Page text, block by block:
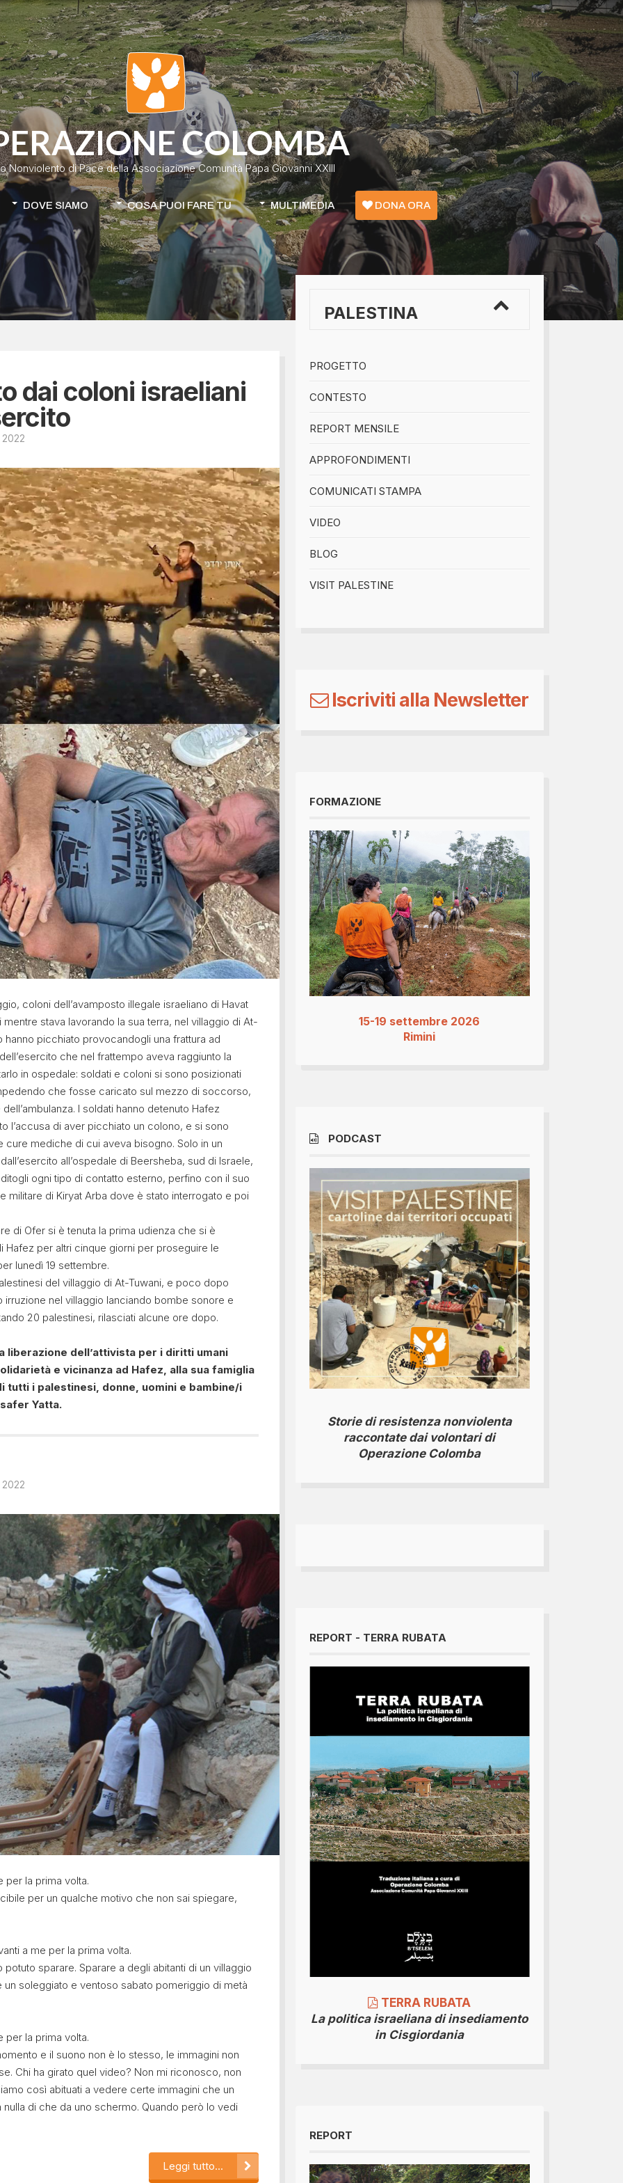
COLOMBA
Nonviolento di Pace della Associazione Comunità Papa Giovanni XXIII
DOVE SIAMO
Colombia
Cile-Mapuche
Emergenza Confini - Grecia
COSA PUOI FARE TU
Donazione classica
Donazione continuativa
Apri la tua raccolta fondi
Tesseramento 2026
MULTIMEDIA DONA ORA
dai coloni israeliani
2022
coloni dell’avamposto illegale israeliano di Havat
mentre stava lavorando la sua terra, nel villaggio di At-
hanno picchiato provocandogli una frattura ad
che nel frattempo aveva raggiunto la
in ospedale: soldati e coloni si sono posizionati
che fosse caricato sul mezzo di soccorso,
I soldati hanno detenuto Hafez
l’accusa di aver picchiato un colono, e si sono
mediche di cui aveva bisogno. Solo in un
all’ospedale di Beersheba, sud di Israele,
ogni tipo di contatto esterno, perfino con il suo
militare di Kiryat Arba dove è stato interrogato e poi
di Ofer si è tenuta la prima udienza che si è
Hafez per altri cinque giorni per proseguire le
lunedì 19 settembre.
del villaggio di At-Tuwani, e poco dopo
irruzione nel villaggio lanciando bombe sonore e
20 palestinesi, rilasciati alcune ore dopo.
liberazione dell’attivista per i diritti umani
e vicinanza ad Hafez, alla sua famiglia
tutti i palestinesi, donne, uomini e bambine/i
Yatta.
2022
per la prima volta.
per un qualche motivo che non sai spiegare,
a me per la prima volta.
sparare. Sparare a degli abitanti di un villaggio
soleggiato e ventoso sabato pomeriggio di metà
per la prima volta.
e il suono non è lo stesso, le immagini non
Chi ha girato quel video? Non mi riconosco, non
così abituati a vedere certe immagini che un
di che da uno schermo. Quando però lo vedi
Leggi tutto...
PALESTINA
PROGETTO
CONTESTO
REPORT MENSILE
APPROFONDIMENTI
COMUNICATI STAMPA
VIDEO
BLOG
VISIT PALESTINE
Iscriviti alla Newsletter
FORMAZIONE
15-19 settembre 2026
Rimini
PODCAST
Storie di resistenza nonviolenta
raccontate dai volontari di
Operazione Colomba
REPORT - TERRA RUBATA
TERRA RUBATA
La politica israeliana di insediamento
in Cisgiordania
REPORT